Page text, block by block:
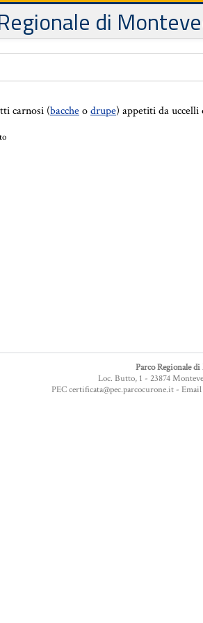
di
carnosi (baccheodrupe) appetiti da
Parco Regionale
Loc. Butto, 1 - 23874
PEC certificata@pec.parcocurone.it -